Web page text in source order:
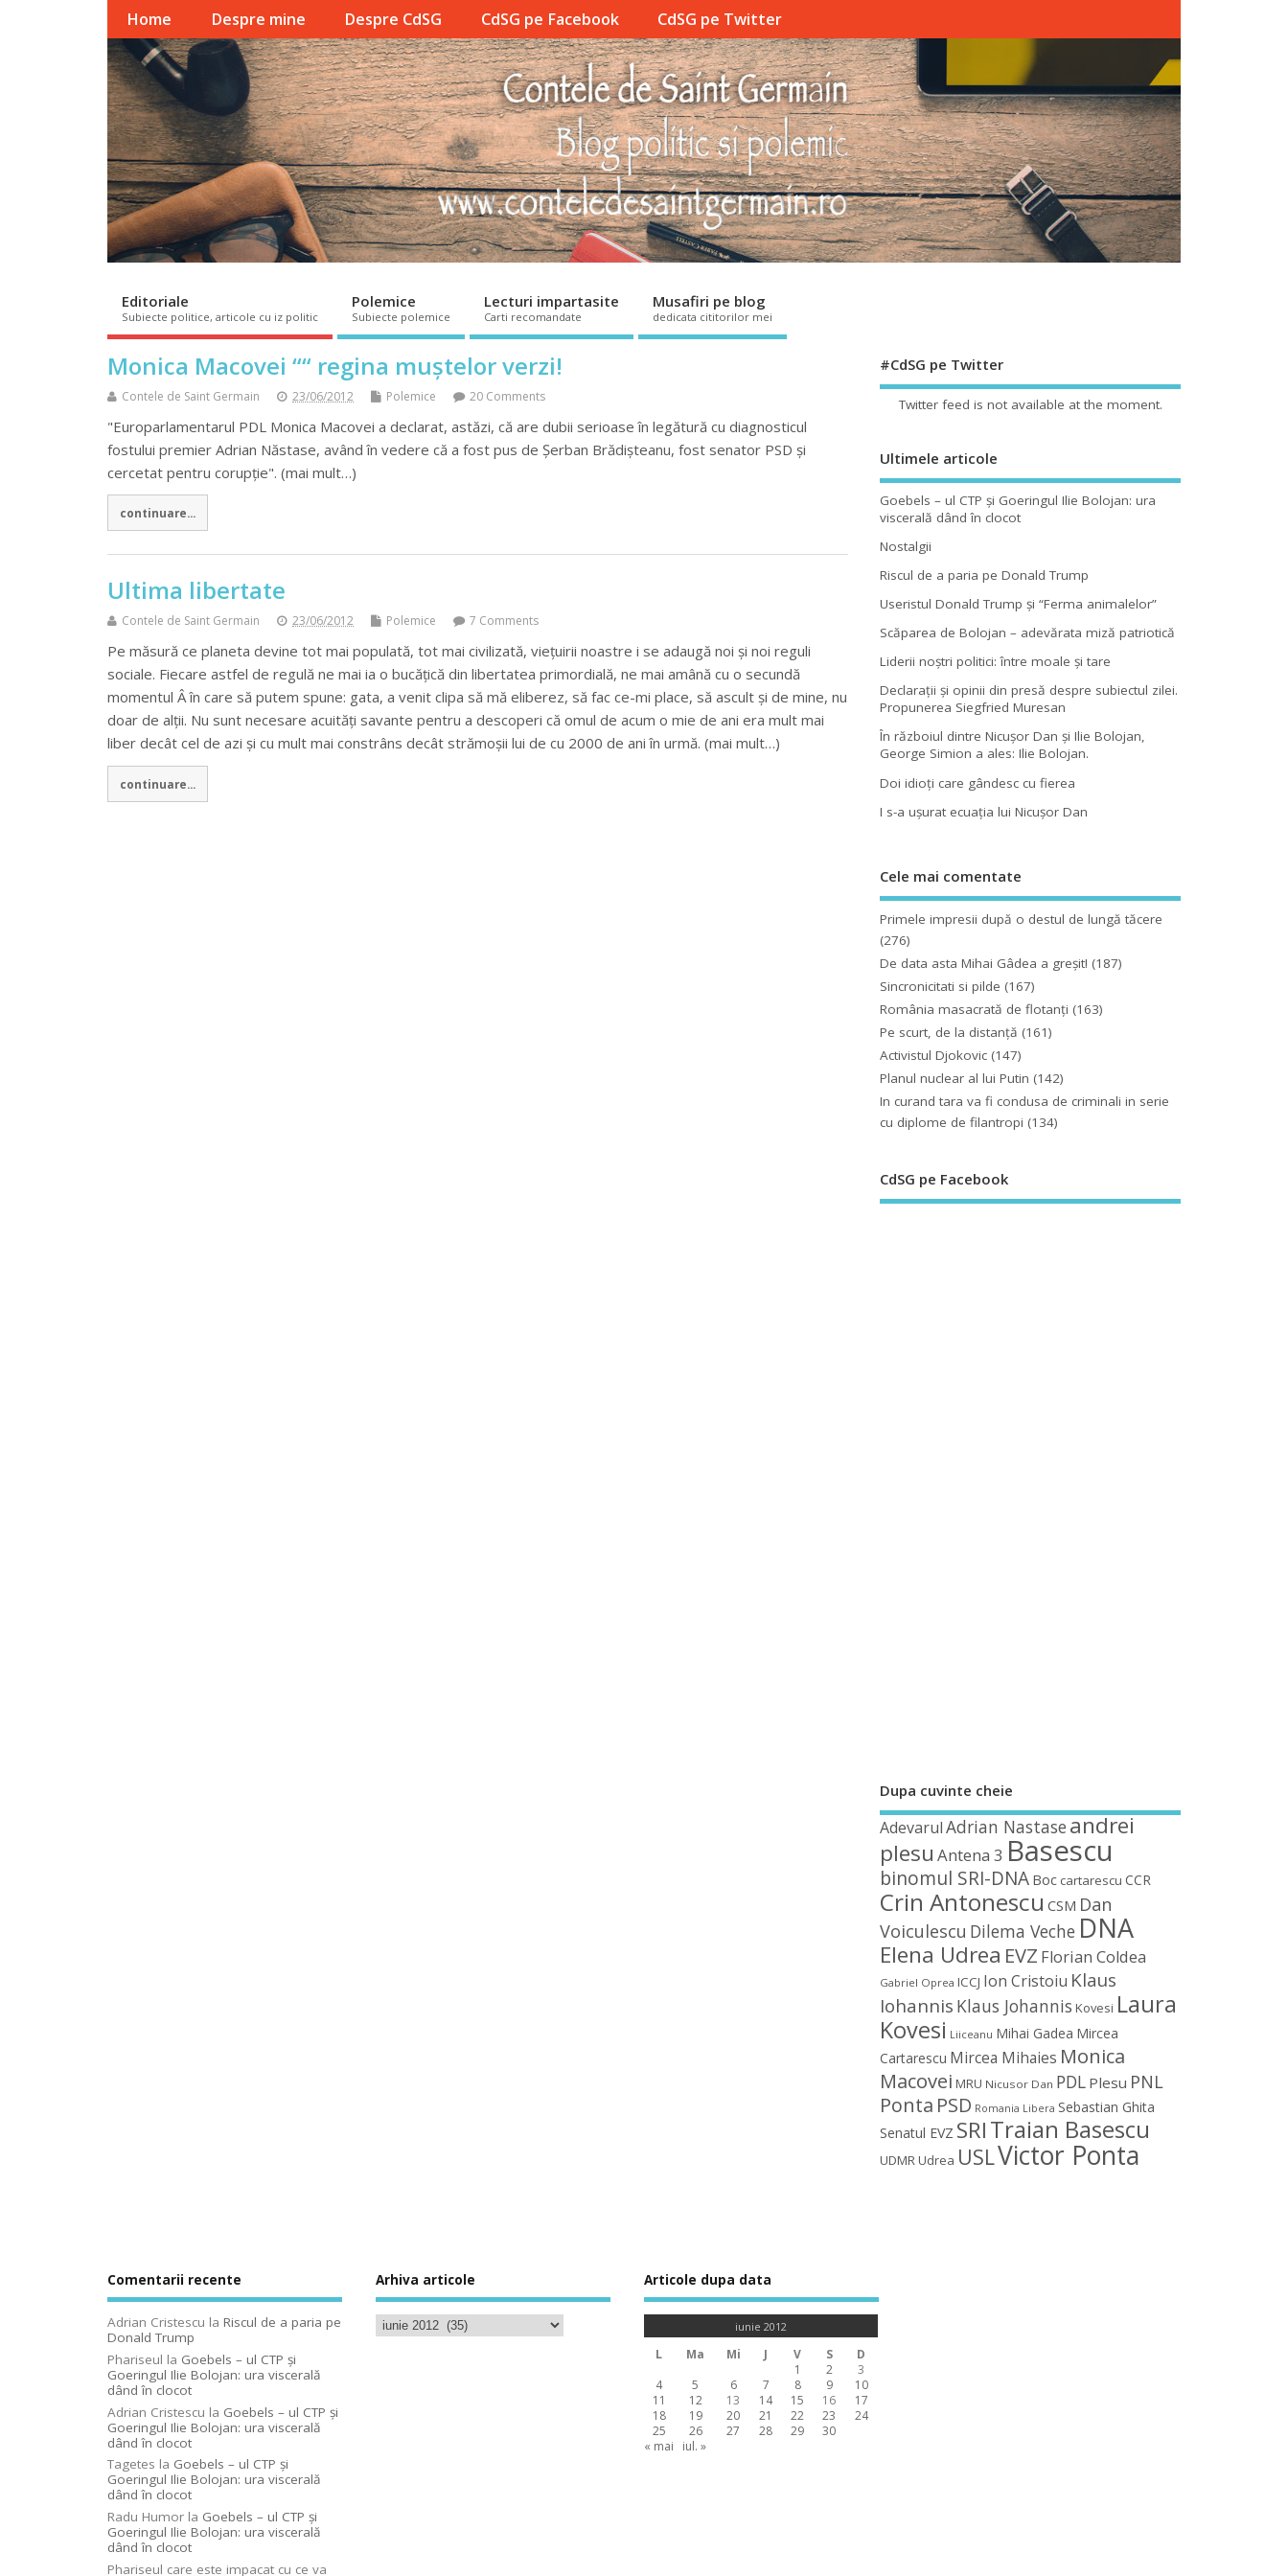
Home Despre mine Despre CdSG CdSG pe Facebook CdSG pe Twitter
Editoriale
Subiecte politice, articole cu iz politic
Polemice
Subiecte polemice
Lecturi impartasite
Carti recomandate
Musafiri pe blog
dedicata cititorilor mei
Monica Macovei ““ regina muștelor verzi!
Contele de Saint Germain 23/06/2012 Polemice 20 Comments
"Europarlamentarul PDL Monica Macovei a declarat, astăzi, că are dubii serioase în legătură cu diagnosticul
fostului premier Adrian Năstase, având în vedere că a fost pus de Șerban Brădișteanu, fost senator PSD și
cercetat pentru corupție". (mai mult…)
continuare...
Ultima libertate
Contele de Saint Germain 23/06/2012 Polemice 7 Comments
Pe măsură ce planeta devine tot mai populată, tot mai civilizată, viețuirii noastre i se adaugă noi și noi reguli
sociale. Fiecare astfel de regulă ne mai ia o bucățică din libertatea primordială, ne mai amână cu o secundă
momentul Â în care să putem spune: gata, a venit clipa să mă eliberez, să fac ce-mi place, să ascult și de mine, nu
doar de alții. Nu sunt necesare acuități savante pentru a descoperi că omul de acum o mie de ani era mult mai
liber decât cel de azi și cu mult mai constrâns decât strămoșii lui de cu 2000 de ani în urmă. (mai mult…)
continuare...
#CdSG pe Twitter
Twitter feed is not available at the moment.
Ultimele articole
Goebels – ul CTP şi Goeringul Ilie Bolojan: ura
viscerală dând în clocot
Nostalgii
Riscul de a paria pe Donald Trump
Useristul Donald Trump şi “Ferma animalelor”
Scăparea de Bolojan – adevărata miză patriotică
Liderii noştri politici: între moale şi tare
Declaraţii şi opinii din presă despre subiectul zilei.
Propunerea Siegfried Muresan
În războiul dintre Nicuşor Dan şi Ilie Bolojan,
George Simion a ales: Ilie Bolojan.
Doi idioţi care gândesc cu fierea
I s-a uşurat ecuaţia lui Nicuşor Dan
Cele mai comentate
Primele impresii după o destul de lungă tăcere
(276)
De data asta Mihai Gâdea a greşit! (187)
Sincronicitati si pilde (167)
România masacrată de flotanţi (163)
Pe scurt, de la distanță (161)
Activistul Djokovic (147)
Planul nuclear al lui Putin (142)
In curand tara va fi condusa de criminali in serie
cu diplome de filantropi (134)
CdSG pe Facebook
Dupa cuvinte cheie
Adevarul Adrian Nastaseandrei
plesu Antena 3 Basescu
binomul SRI-DNA Boc cartarescu CCR
Crin Antonescu CSM Dan
Voiculescu Dilema Veche DNA
Elena Udrea EVZ Florian Coldea
Gabriel Oprea ICCJ Ion Cristoiu Klaus
Iohannis Klaus Johannis Kovesi Laura
Kovesi Liiceanu Mihai Gadea Mircea
Cartarescu Mircea Mihaies Monica
Macovei MRU Nicusor Dan PDL Plesu PNL
Ponta PSD Romania Libera Sebastian Ghita
Senatul EVZ SRITraian Basescu
UDMRUdrea USLVictor Ponta
Comentarii recente
Adrian Cristescu la Riscul de a paria pe
Donald Trump
Phariseul la Goebels – ul CTP şi
Goeringul Ilie Bolojan: ura viscerală
dând în clocot
Adrian Cristescu la Goebels – ul CTP şi
Goeringul Ilie Bolojan: ura viscerală
dând în clocot
Tagetes la Goebels – ul CTP şi
Goeringul Ilie Bolojan: ura viscerală
dând în clocot
Radu Humor la Goebels – ul CTP şi
Goeringul Ilie Bolojan: ura viscerală
dând în clocot
Phariseul care este impacat cu ce va
Arhiva articole Articole dupa data
iunie 2012
L Ma Mi J V S
D
1
2
3
4
5 6 7 8 9
10
11
12 13 14 15 16
17
18
19 20 21 22 23
24
25
26 27 28 29
30
« mai
iul. »